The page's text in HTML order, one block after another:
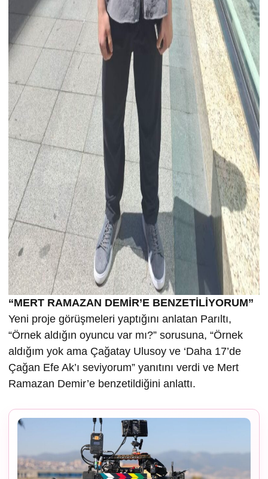
“MERT RAMAZAN DEMİR’E BENZETİLİYORUM”
Yeni proje görüşmeleri yaptığını anlatan Parıltı,
“Örnek aldığın oyuncu var mı?” sorusuna, “Örnek
aldığım yok ama Çağatay Ulusoy ve ‘Daha 17’de
Çağan Efe Ak’ı seviyorum” yanıtını verdi ve Mert
Ramazan Demir’e benzetildiğini anlattı.